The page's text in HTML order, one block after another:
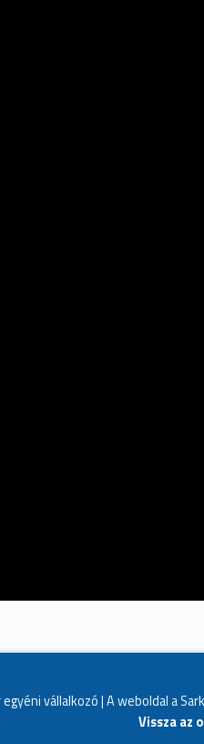
vállalkozó | A weboldal a
Vissza az